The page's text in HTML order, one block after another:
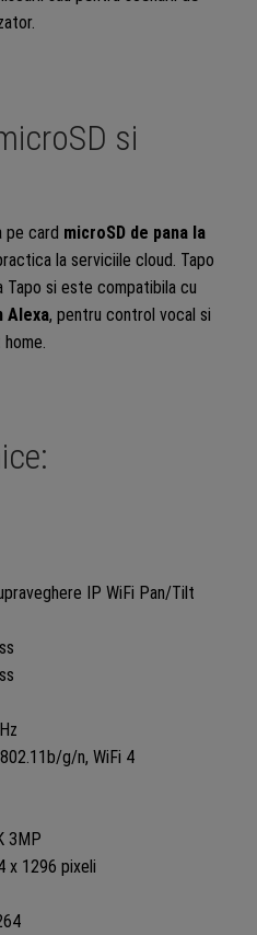
si
pe card microSD de pana la
la serviciile cloud. Tapo
Tapo si este compatibila cu
Alexa, pentru control vocal si
IP WiFi Pan/Tilt
g/n, WiFi 4
3MP
x 1296 pixeli